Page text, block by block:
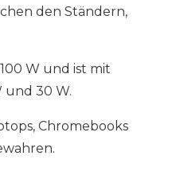
den Ständern,
W und ist mit
und 30 W.
Chromebooks